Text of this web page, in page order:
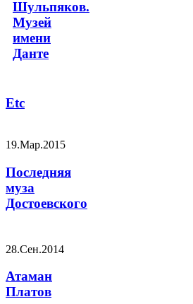
Шульпяков.
Музей
имени
Данте
Etc
19.Мар.2015
Последняя
муза
Достоевского
28.Сен.2014
Атаман
Платов